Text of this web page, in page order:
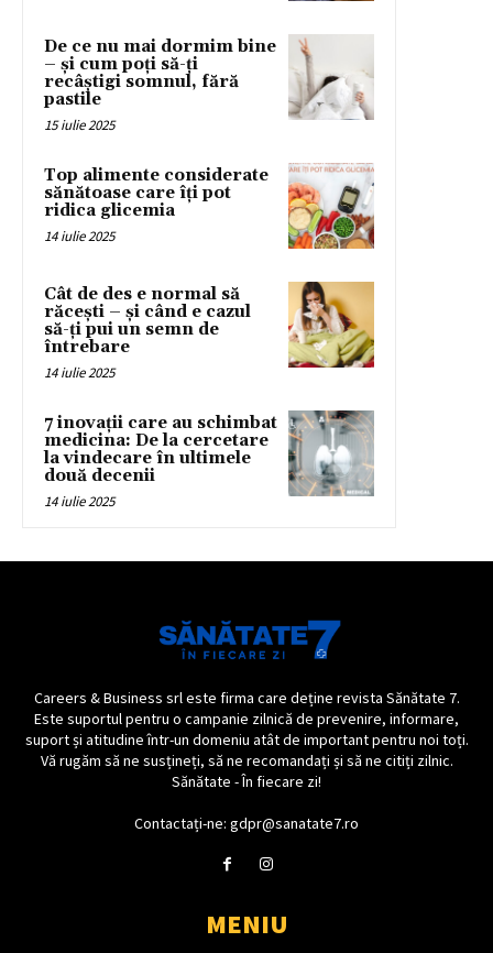
De ce nu mai dormim bine
– și cum poți să-ți
recâștigi somnul, fără
pastile
15 iulie 2025
Top alimente considerate
sănătoase care îți pot
ridica glicemia
14 iulie 2025
Cât de des e normal să
răcești – și când e cazul
să-ți pui un semn de
întrebare
14 iulie 2025
7 inovații care au schimbat
medicina: De la cercetare
la vindecare în ultimele
două decenii
14 iulie 2025
Careers & Business srl este firma care deține revista Sănătate 7.
Este suportul pentru o campanie zilnică de prevenire, informare,
suport și atitudine într-un domeniu atât de important pentru noi toți.
Vă rugăm să ne susțineți, să ne recomandați și să ne citiți zilnic.
Sănătate - În fiecare zi!
Contactați-ne: gdpr@sanatate7.ro
MENIU